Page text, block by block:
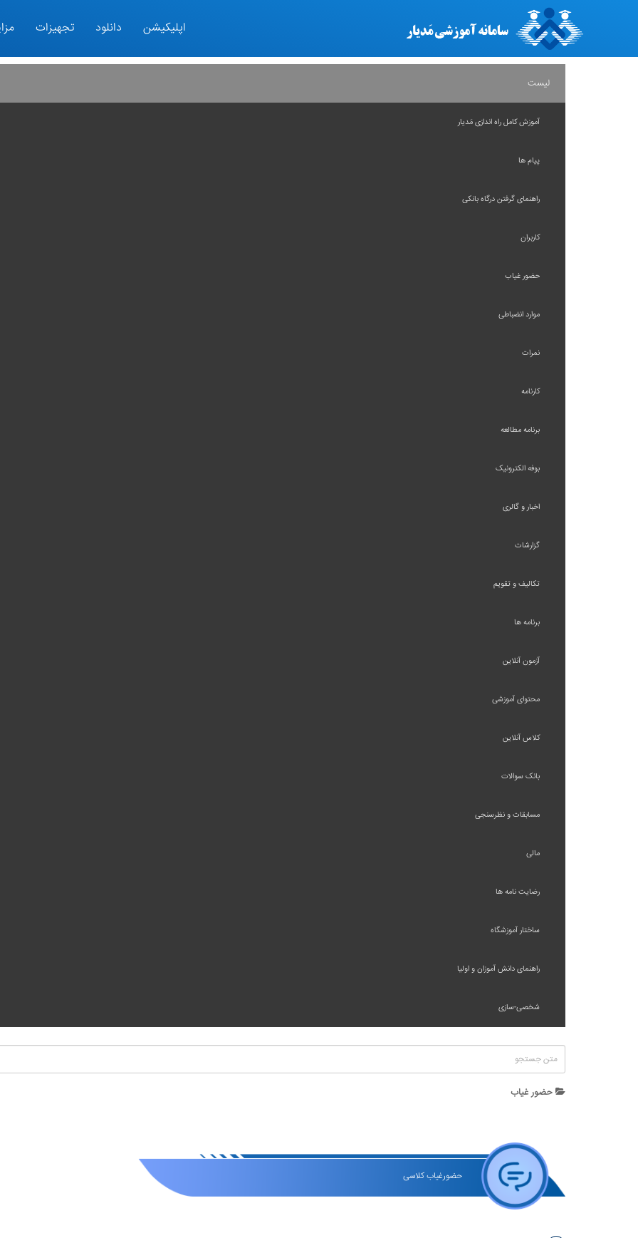
اپلیکیشن دانلود تجهیزات
لیست
آموزش کامل راه اندازی مَدیار
پیام ها
راهنمای گرفتن درگاه بانکی
کاربران
حضور غیاب
موارد انضباطی
نمرات
کارنامه
برنامه مطالعه
بوفه الکترونیک
اخبار و گالری
گزارشات
تکالیف و تقویم
برنامه ها
آزمون آنلاین
محتوای آموزشی
کلاس آنلاین
بانک سوالات
مسابقات و نظرسنجی
مالی
رضایت نامه ها
ساختار آموزشگاه
راهنمای دانش آموزان و اولیا
شخصی-سازی
حضور غیاب
حضورغیاب کلاسی